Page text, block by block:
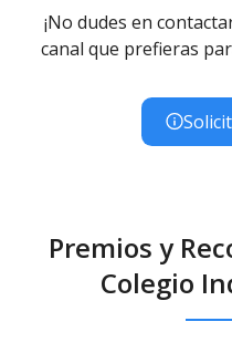
¡No dudes en
canal que prefieras
Premios y
Colegio